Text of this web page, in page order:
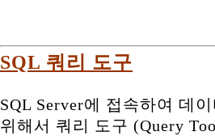
SQL 쿼리 도구
SQL Server에 접속하여 데
위해서 쿼리 도구 (Query